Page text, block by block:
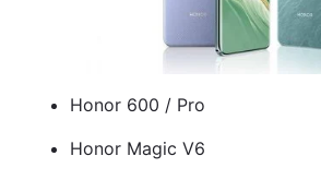
Honor 600 / Pro
Honor Magic V6